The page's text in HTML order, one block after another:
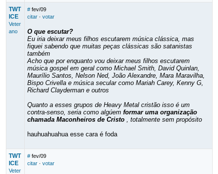
TWT
ICE
Veter
ano
# fev/09
citar· votar
O que escutar?
Eu iria deixar meus filhos escutarem música clássica, mas
fiquei sabendo que muitas peças clássicas são satanistas
também
Acho que por enquanto vou deixar meus filhos escutarem
música gospel em geral como Michael Smith, David Quinlan,
Maurílio Santos, Nelson Ned, João Alexandre, Mara Maravilha,
Bispo Crivella e música secular como Mariah Carey, Kenny G,
Richard Clayderman e outros
Quanto a esses grupos de Heavy Metal cristão isso é um
contra-senso, seria como algúem formar uma organização
chamada Maconheiros de Cristo, totalmente sem propósito
hauhuahuahua esse cara é foda
TWT
ICE
Veter
# fev/09
citar· votar